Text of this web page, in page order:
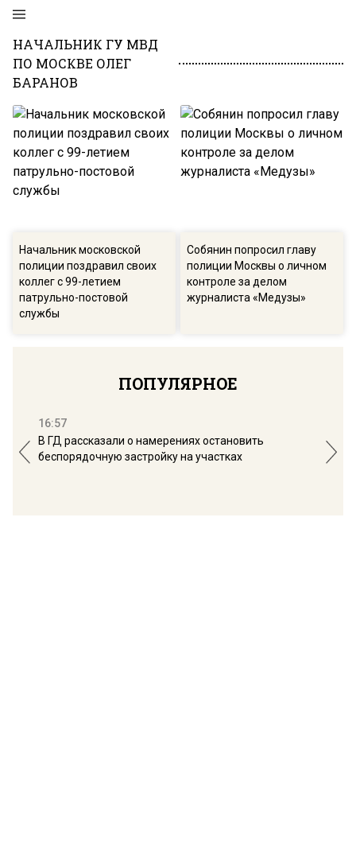
НАЧАЛЬНИК ГУ МВД
ПО МОСКВЕ ОЛЕГ
БАРАНОВ
Начальник московской
полиции поздравил своих
коллег с 99-летием
патрульно-постовой
службы
Собянин попросил главу
полиции Москвы о личном
контроле за делом
журналиста «Медузы»
ПОПУЛЯРНОЕ
16:57
В ГД рассказали о намерениях остановить
беспорядочную застройку на участках